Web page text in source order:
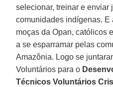
selecionar, treinar e enviar
comunidades indígenas. E
moças da Opan, católicos
a se esparramar pelas
Amazônia. Logo se
Voluntários para o
Técnicos Voluntários